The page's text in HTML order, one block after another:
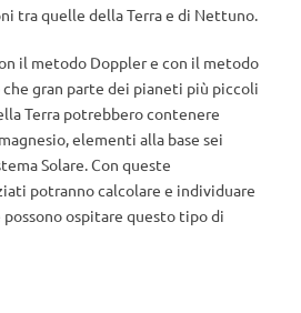
tra quelle della Terra e di Nettuno.
il metodo Doppler e con il metodo
gran parte dei pianeti più piccoli
Terra potrebbero contenere
elementi alla base sei
Solare. Con queste
potranno calcolare e individuare
ospitare questo tipo di